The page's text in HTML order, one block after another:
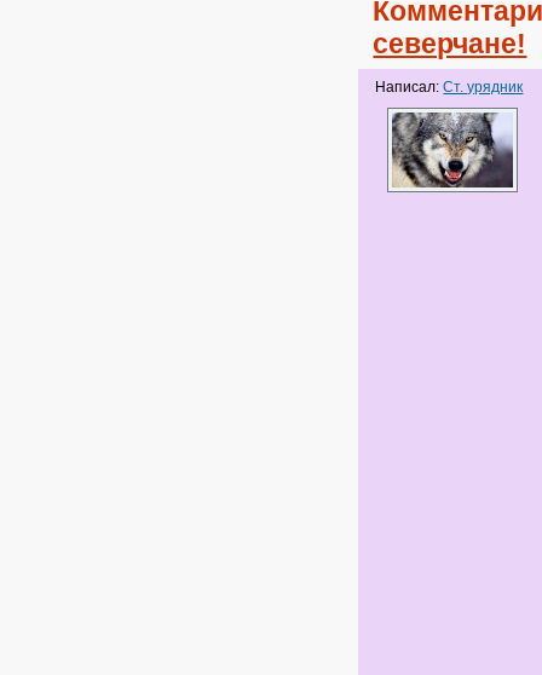
северчане!
Написал:Ст. урядник